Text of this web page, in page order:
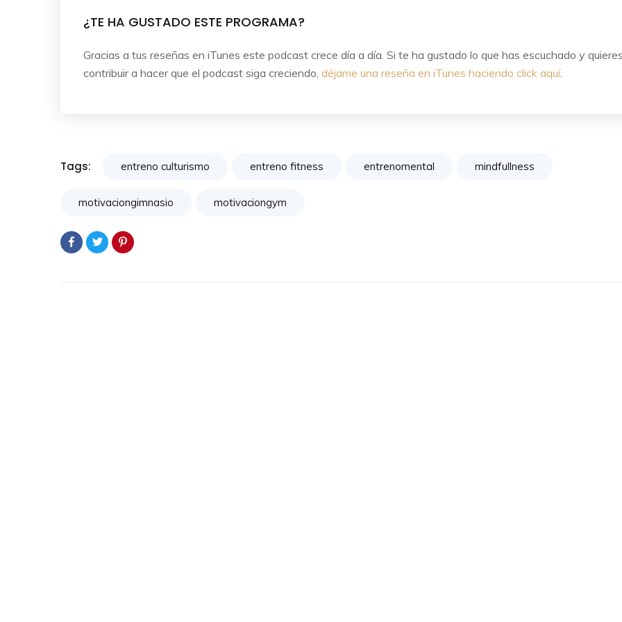
¿TE HA GUSTADO ESTE PROGRAMA?
Gracias a tus reseñas en iTunes este podcast crece día a día. Si te ha gustado lo que has escuchado y
contribuir a hacer que el podcast siga creciendo, déjame una reseña en iTunes haciendo click aquí.
Tags: entreno culturismo entreno fitness entrenomental mindfullness
motivaciongimnasio motivaciongym